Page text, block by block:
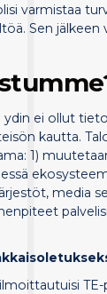
varmistaa
Sen jälkeen
ei ollut
kautta.
1)
media
TE-